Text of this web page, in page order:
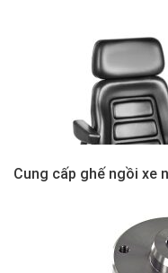
Cung cấp ghế ngồi xe